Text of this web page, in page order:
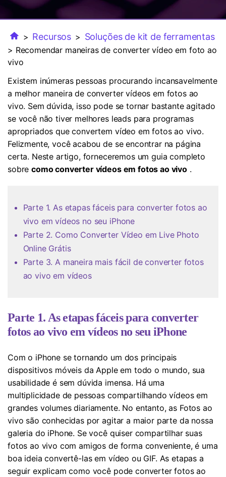
Vídeo/Áudio
Usuários educacionais desfrutam
Usuários de DVD
Usuários de Redes Sociais
Usuários de Mac
MAIS SOLUÇÕES
Todas as informações que você precisa para usar o
Vídeo Tutorial
Assista ao tutorial em vídeo para aprender como usar o
Especificaciones Técnicas
Uma lista de todos os formatos, dispositivos e GPUs
suportados pelo UniConverter.
O que há de novo?
Os produtos e atualizações mais recentes.
> Recursos > Soluções de kit de ferramentas
> Recomendar maneiras de converter vídeo em foto ao
vivo
Existem inúmeras pessoas procurando incansavelmente
a melhor maneira de converter vídeos em fotos ao
vivo. Sem dúvida, isso pode se tornar bastante agitado
se você não tiver melhores leads para programas
apropriados que convertem vídeo em fotos ao vivo.
Felizmente, você acabou de se encontrar na página
certa. Neste artigo, forneceremos um guia completo
sobrecomo converter vídeos em fotos ao vivo.
Parte 1. As etapas fáceis para converter fotos ao
vivo em vídeos no seu iPhone
Parte 2. Como Converter Vídeo em Live Photo
Online Grátis
Parte 3. A maneira mais fácil de converter fotos
ao vivo em vídeos
Parte 1. As etapas fáceis para converter
fotos ao vivo em vídeos no seu iPhone
Com o iPhone se tornando um dos principais
dispositivos móveis da Apple em todo o mundo, sua
usabilidade é sem dúvida imensa. Há uma
multiplicidade de pessoas compartilhando vídeos em
grandes volumes diariamente. No entanto, as Fotos ao
vivo são conhecidas por agitar a maior parte da nossa
galeria do iPhone. Se você quiser compartilhar suas
fotos ao vivo com amigos de forma conveniente, é uma
boa ideia convertê-las em vídeo ou GIF. As etapas a
seguir explicam como você pode converter fotos ao